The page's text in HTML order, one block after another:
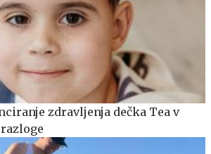
zdravljenja dečka Tea v